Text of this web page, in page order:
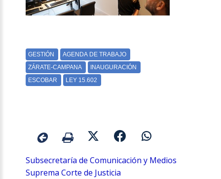
Subsecretaría de Comunicación y Medios
Suprema Corte de Justicia